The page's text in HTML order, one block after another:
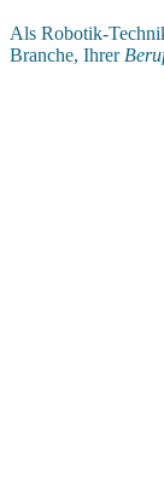
Als Robotik-
Branche, Ihrer